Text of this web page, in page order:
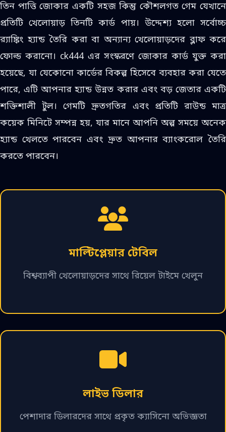
তিন পাত্তি জোকার একটি সহজ কিন্তু কৌশলগত গেম যেখানে
প্রতিটি খেলোয়াড় তিনটি কার্ড পায়। উদ্দেশ্য হলো সর্বোচ্চ
র‍্যাঙ্কিং হ্যান্ড তৈরি করা বা অন্যান্য খেলোয়াড়দের ব্লাফ করে
ফোল্ড করানো। ck444 এর সংস্করণে জোকার কার্ড যুক্ত করা
হয়েছে, যা যেকোনো কার্ডের বিকল্প হিসেবে ব্যবহার করা যেতে
পারে, এটি আপনার হ্যান্ড উন্নত করার এবং বড় জেতার একটি
শক্তিশালী টুল। গেমটি দ্রুতগতির এবং প্রতিটি রাউন্ড মাত্র
কয়েক মিনিটে সম্পন্ন হয়, যার মানে আপনি অল্প সময়ে অনেক
হ্যান্ড খেলতে পারবেন এবং দ্রুত আপনার ব্যাংকরোল তৈরি
করতে পারবেন।
মাল্টিপ্লেয়ার টেবিল
বিশ্বব্যাপী খেলোয়াড়দের সাথে রিয়েল টাইমে খেলুন
লাইভ ডিলার
পেশাদার ডিলারদের সাথে প্রকৃত ক্যাসিনো অভিজ্ঞতা